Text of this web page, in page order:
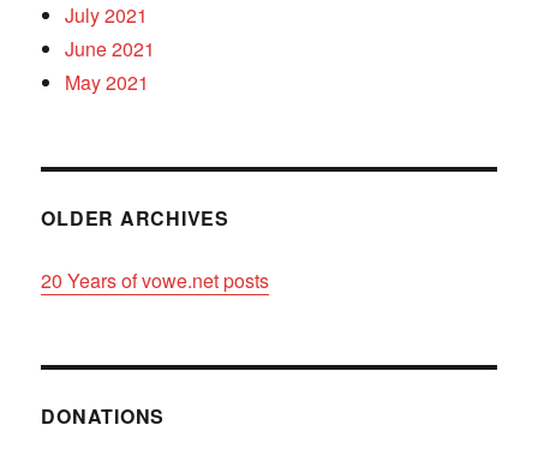
July 2021
June 2021
May 2021
OLDER ARCHIVES
20 Years of vowe.net posts
DONATIONS